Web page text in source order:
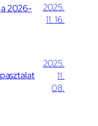
2026-
2025.
11. 16.
2025.
11.
08.